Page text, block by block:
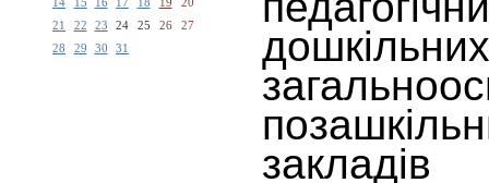
21
22 23 24 25 26
27
28
29 30 31
закладів